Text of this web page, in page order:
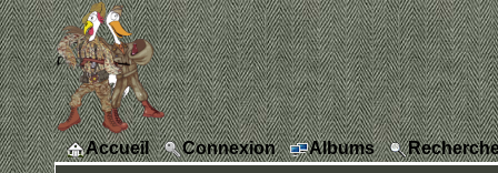
Accueil Connexion Albums